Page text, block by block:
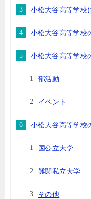
小松大谷高等学校
小松大谷高等学校
小松大谷高等学校
部活動
イベント
小松大谷高等学校
国公立大学
難関私立大学
その他